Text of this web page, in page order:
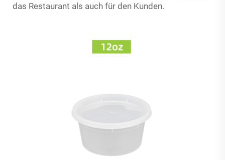
das Restaurant als auch für den Kunden.